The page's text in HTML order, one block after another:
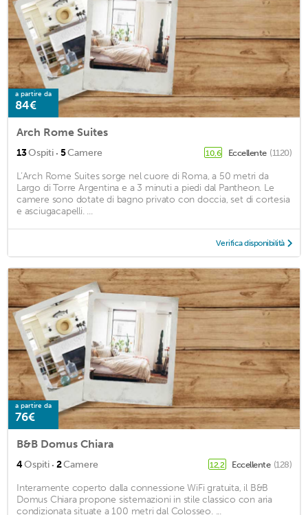
a partire da
84€
Arch Rome Suites
13Ospiti · 5Camere 10,6 Eccellente (1120)
L’Arch Rome Suites sorge nel cuore di Roma, a 50 metri da
Largo di Torre Argentina e a 3 minuti a piedi dal Pantheon. Le
camere sono dotate di bagno privato con doccia, set di cortesia
e asciugacapelli. ...
Verifica disponibilità
a partire da
76€
B&B Domus Chiara
4Ospiti · 2Camere 12,2 Eccellente (128)
Interamente coperto dalla connessione WiFi gratuita, il B&B
Domus Chiara propone sistemazioni in stile classico con aria
condizionata situate a 100 metri dal Colosseo. ...